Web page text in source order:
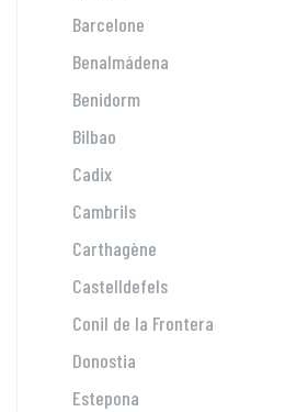
Barcelone
Benalmádena
Benidorm
Bilbao
Cadix
Cambrils
Carthagène
Castelldefels
Conil de la Frontera
Donostia
Estepona